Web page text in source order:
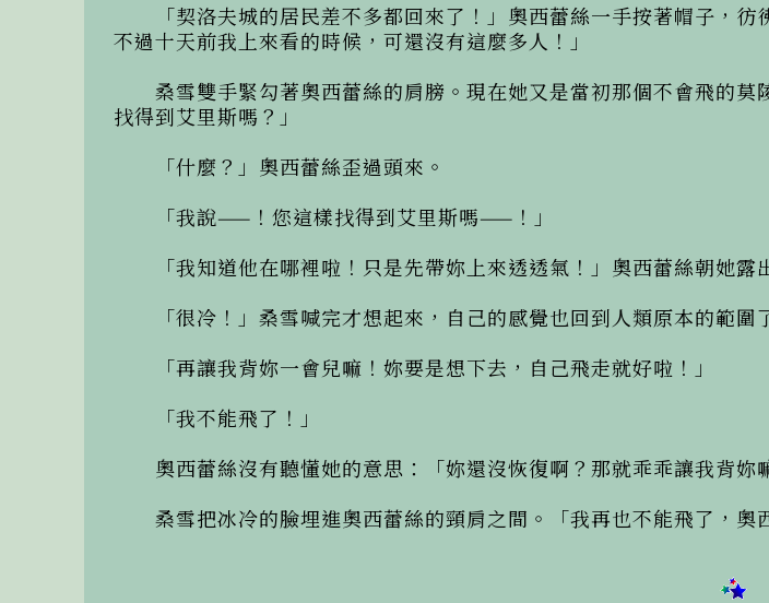
「契洛夫城的居民差不多都回來了！」奧西蕾絲一手按著帽子，彷
不過十天前我上來看的時候，可還沒有這麼多人！」
桑雪雙手緊勾著奧西蕾絲的肩膀。現在她又是當初那個不會飛的莫
找得到艾里斯嗎？」
「什麼？」奧西蕾絲歪過頭來。
「我說——！您這樣找得到艾里斯嗎——！」
「我知道他在哪裡啦！只是先帶妳上來透透氣！」奧西蕾絲朝她露
「很冷！」桑雪喊完才想起來，自己的感覺也回到人類原本的範圍
「再讓我背妳一會兒嘛！妳要是想下去，自己飛走就好啦！」
「我不能飛了！」
奧西蕾絲沒有聽懂她的意思：「妳還沒恢復啊？那就乖乖讓我背妳嘛
桑雪把冰冷的臉埋進奧西蕾絲的頸肩之間。「我再也不能飛了，奧西